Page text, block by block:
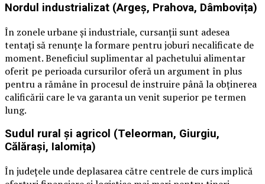
Nordul industrializat (Argeș, Prahova, Dâmbovița)
În zonele urbane și industriale, cursanții sunt adesea
tentați să renunțe la formare pentru joburi necalificate de
moment. Beneficiul suplimentar al pachetului alimentar
oferit pe perioada cursurilor oferă un argument în plus
pentru a rămâne în procesul de instruire până la obținerea
calificării care le va garanta un venit superior pe termen
lung.
Sudul rural și agricol (Teleorman, Giurgiu,
Călărași, Ialomița)
În județele unde deplasarea către centrele de curs implică